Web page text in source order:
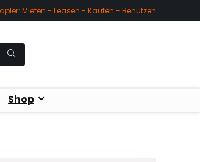
Mieten - Leasen - Kaufen - Benutzen
Shop